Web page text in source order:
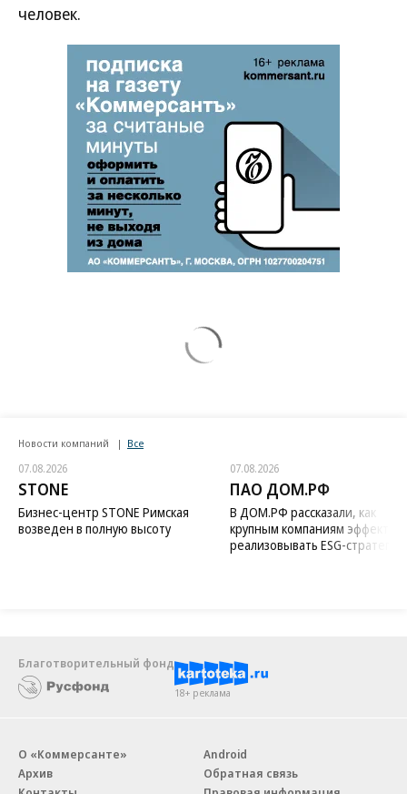
человек.
Новости компаний Все
07.08.2026
STONE
Бизнес-центр STONE Римская
возведен в полную высоту
07.08.2026
ПАО ДОМ.РФ
В ДОМ.РФ рассказали, как
крупным компаниям
реализовывать ESG-стратегию
Благотворительный фонд
18+ реклама
О «Коммерсанте»
Архив
Android
Обратная связь